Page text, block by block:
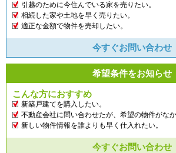
引越のために今住んでいる家を売りたい。
相続した家や土地を早く売りたい。
適正な金額で物件を売却したい。
今すぐお問い合わせ
希望条件をお知らせ
こんな方におすすめ
新築戸建てを購入したい。
不動産会社に問い合わせたが、希望の物件がなか
新しい物件情報を誰よりも早く仕入れたい。
今すぐお問い合わせ